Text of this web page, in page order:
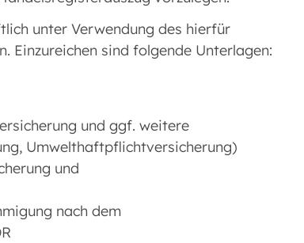
unter Verwendung des hierfür
Einzureichen sind folgende Unterlagen:
und ggf. weitere
Umwelthaftpflichtversicherung)
und
nach dem